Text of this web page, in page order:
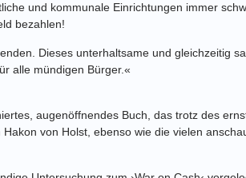
und kommunale Einrichtungen immer
bezahlen!
Dieses unterhaltsame und gleichzeitig
alle mündigen Bürger.«
augenöffnendes Buch, das trotz des
von Holst, ebenso wie die vielen